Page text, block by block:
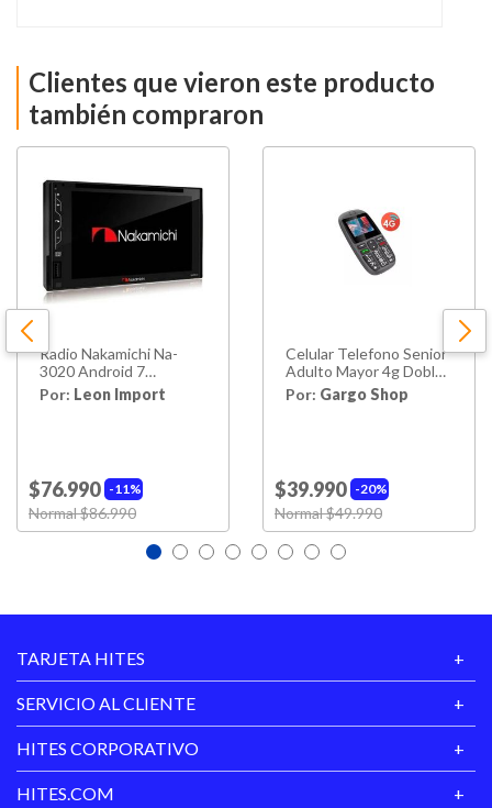
Clientes que vieron este producto
también compraron
Radio Nakamichi Na-
3020 Android 7
Pulgadas Dvd Mirrorlink
Bt
Por: Leon Import
11%
$76.990
Price reduced from
Normal $86.990
Celular Telefono Senior
Adulto Mayor 4g Doble
Sim Card 1.77" Teclas
Grandes Boton Sos
Por: Gargo Shop
20%
$39.990
Price reduced from
Normal $49.990
TARJETA HITES
SERVICIO AL CLIENTE
HITES CORPORATIVO
HITES.COM